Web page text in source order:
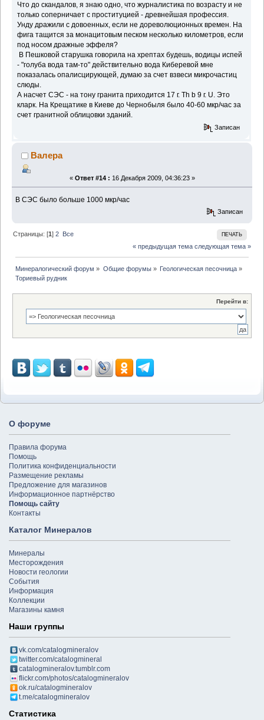
Что до скандалов, я знаю одно, что журналистика по возрасту и не
только соперничает с проституцией - древнейшая профессия.
Унду дражили с довоенных, если не дореволюционных времен. На
фига тащится за монацитовым песком несколько километров, если
под носом дражные эффеля?
В Пешковой старушка говорила на хрептах будешь, водицы испей
- "голуба вода там-то" действительно вода Киберевой мне
показалась опалисцирующей, думаю за счет взвеси микрочастиц
слюды.
А насчет СЭС - на тону гранита приходится 17 г. Th b 9 г. U. Это
кларк. На Крещатике в Киеве до Чернобыля было 40-60 мкр/час за
счет гранитной облицовки зданий.
Записан
Валера
« Ответ #14 : 16 Декабря 2009, 04:36:23 »
В СЭС было больше 1000 мкр/час
Записан
ПЕЧАТЬ
Страницы: [1]2 Все
« предыдущая тема следующая тема »
Минералогический форум » Общие форумы» Геологическая песочница»
Ториевый рудник
Перейти в:
О форуме
Правила форума
Помощь
Политика конфиденциальности
Размещение рекламы
Предложение для магазинов
Информационное партнёрство
Помощь сайту
Контакты
Каталог Минералов
Минералы
Месторождения
Новости геологии
События
Информация
Коллекции
Магазины камня
Наши группы
vk.com/catalogmineralov
twitter.com/catalogmineral
catalogmineralov.tumblr.com
flickr.com/photos/catalogmineralov
ok.ru/catalogmineralov
t.me/catalogmineralov
Статистика